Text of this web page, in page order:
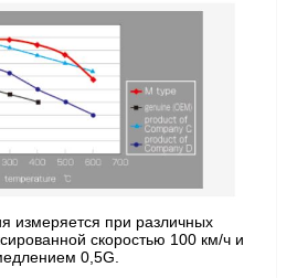
измеряется при различных
скоростью 100 км/ч и
0,5G.